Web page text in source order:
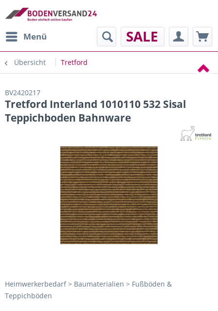
Menü SALE
Übersicht Tretford
BV2420217
Tretford Interland 1010110 532 Sisal
Teppichboden Bahnware
Heimwerkerbedarf > Baumaterialien > Fußböden &
Teppichböden